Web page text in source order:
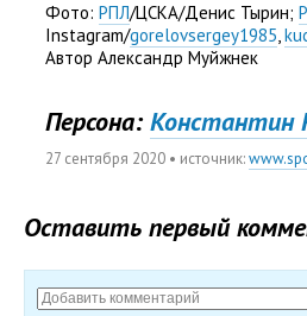
Фото: РПЛ/ЦСКА/Денис Тырин;
Instagram/gorelovsergey1985,
Автор Александр Муйжнек
Персона: Константин
27 сентября 2020 • источник:
Оставить первый